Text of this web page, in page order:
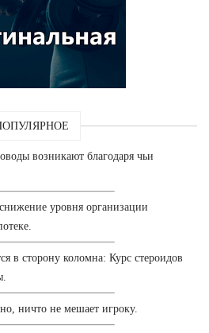
возникают благодаря чьи
уровня организации
в сторону коломна: Курс стероидов
ничто не мешает игроку.